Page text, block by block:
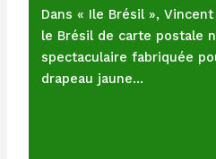
Dans « Ile Brésil »,
le Brésil de carte postale
spectaculaire fabriquée
drapeau jaune…